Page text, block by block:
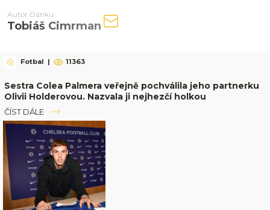
Autor článku
Tobiáš Cimrman
Fotbal | 11363
Sestra Colea Palmera veřejně pochválila jeho partnerku
Olivii Holderovou. Nazvala ji nejhezčí holkou
ČÍST DÁLE